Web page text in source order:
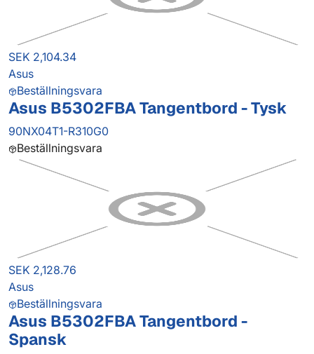
SEK 2,104.34
Asus
Beställningsvara
Asus B5302FBA Tangentbord - Tysk
90NX04T1-R310G0
Beställningsvara
SEK 2,128.76
Asus
Beställningsvara
Asus B5302FBA Tangentbord -
Spansk